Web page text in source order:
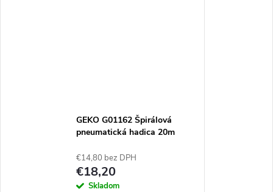
GEKO G01162 Špirálová
pneumatická hadica 20m
€14,80 bez DPH
€18,20
Skladom